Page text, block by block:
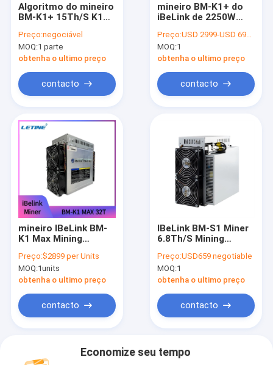
Algoritmo do mineiro
BM-K1+ 15Th/S K1
iBeLink de CKB KDA
Preço:negociável
MOQ:1 parte
obtenha o ultimo preço
contacto
mineiro BM-K1+ do
iBeLink de 2250W
moeda de Kadena
KDA
Preço:USD 2999-USD 6999 negotiable
MOQ:1
obtenha o ultimo preço
contacto
mineiro IBeLink BM-
K1 Max Mining
32Th/S de 3200W
IBeLink
Preço:$2899 per Units
MOQ:1units
obtenha o ultimo preço
contacto
IBeLink BM-S1 Miner
6.8Th/S Mining
Algorithm Miner
2350w
Preço:USD659 negotiable
MOQ:1
obtenha o ultimo preço
contacto
Economize seu tempo